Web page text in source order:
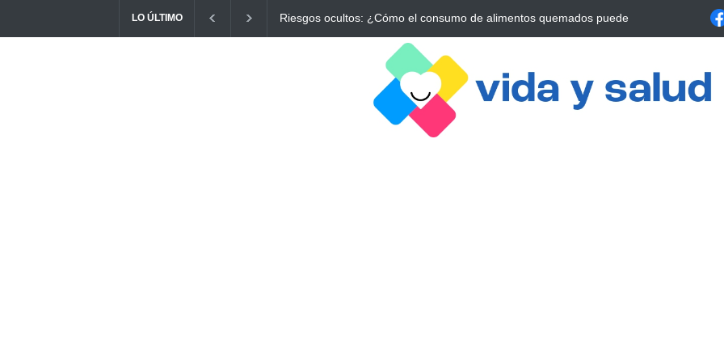
LO ÚLTIMO
el consumo de alimentos quemados puede Ayuno Digital: La Estrategia Esencial para Mejorar tu Bienestar La conexión vital